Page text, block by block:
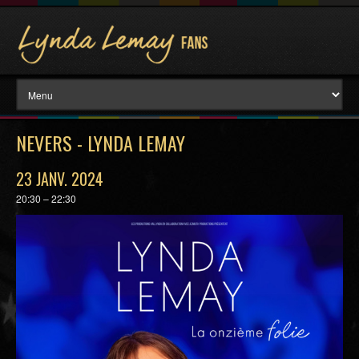
NEVERS - LYNDA LEMAY
23 JANV. 2024
20:30 – 22:30